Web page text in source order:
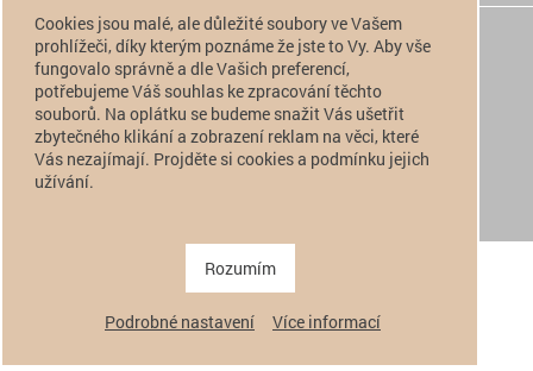
 +420 774 949 776
 info@alfatactical.cz
verze pro PC
Cookies jsou malé, ale důležité soubory ve Vašem
prohlížeči, díky kterým poznáme že jste to Vy. Aby vše
fungovalo správně a dle Vašich preferencí,
potřebujeme Váš souhlas ke zpracování těchto
souborů. Na oplátku se budeme snažit Vás ušetřit
zbytečného klikání a zobrazení reklam na věci, které
Vás nezajímají. Projděte si cookies a podmínku jejich
užívání.
Rozumím
Podrobné nastavení Více informací
Copyright 2011 - 2026 alfatactical | vytvořeno